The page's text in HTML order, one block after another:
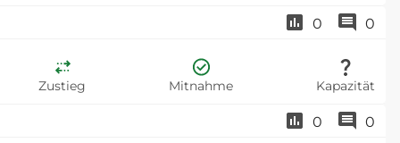
0 0
Zustieg
Mitnahme Kapazität
0 0